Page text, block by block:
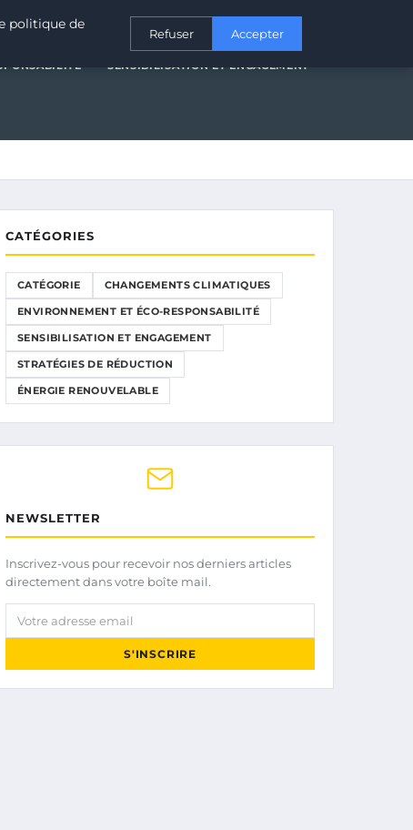
ÉCO-RESPONSABILITÉSENSIBILISATION ET ENGAGEMENT
SENSIBILISATION ET ENGAGEMENT
CATÉGORIES
CATÉGORIE CHANGEMENTS CLIMATIQUES
ENVIRONNEMENT ET ÉCO-RESPONSABILITÉ
SENSIBILISATION ET ENGAGEMENT
STRATÉGIES DE RÉDUCTION
ÉNERGIE RENOUVELABLE
NEWSLETTER
Inscrivez-vous pour recevoir nos derniers articles
directement dans votre boîte mail.
Votre adresse email
S'INSCRIRE
politique de
Refuser Accepter